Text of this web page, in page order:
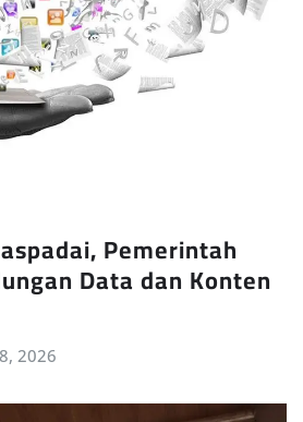
Pemerintah
Data dan Konten
2026